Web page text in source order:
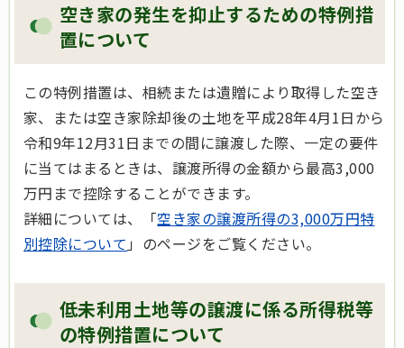
空き家の発生を抑止するための特例措
置について
この特例措置は、相続または遺贈により取得した空き
家、または空き家除却後の土地を平成28年4月1日から
令和9年12月31日までの間に譲渡した際、一定の要件
に当てはまるときは、譲渡所得の金額から最高3,000
万円まで控除することができます。
詳細については、「空き家の譲渡所得の3,000万円特
別控除について 」のページをご覧ください。
低未利用土地等の譲渡に係る所得税等
の特例措置について